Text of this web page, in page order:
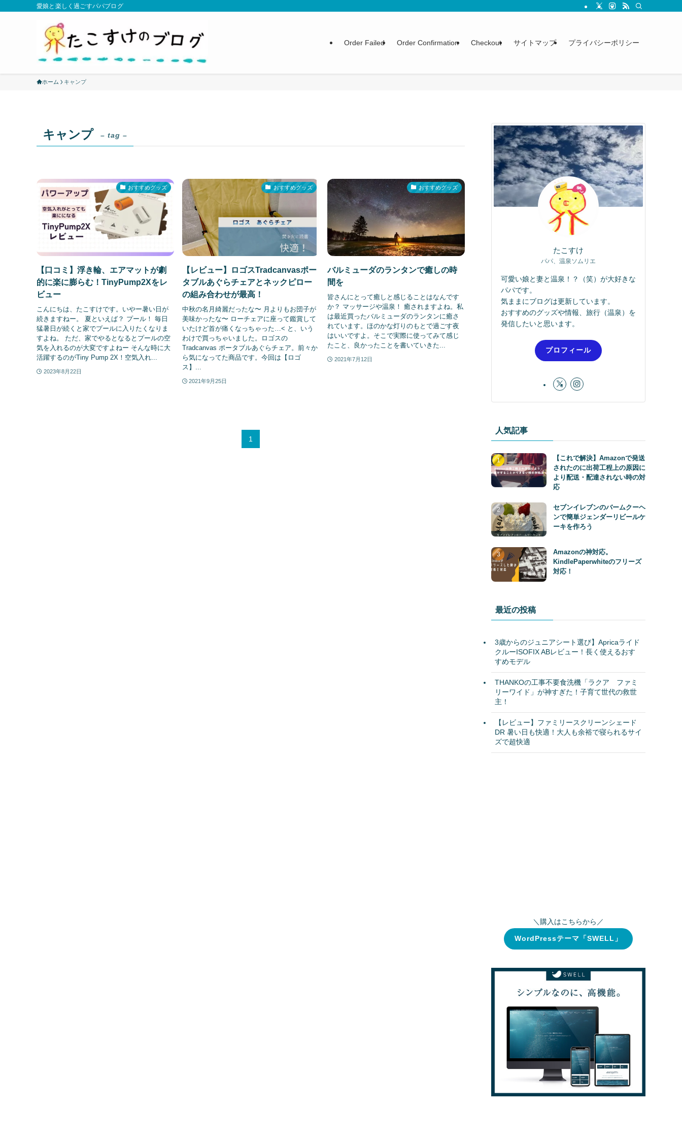
愛娘と楽しく過ごすパパブログ
Order Failed Order Confirmation Checkout サイトマップ プライバシーポリシー
ホーム キャンプ
キャンプ – tag –
おすすめグッズ
【口コミ】浮き輪、エアマットが劇
的に楽に膨らむ！TinyPump2Xをレ
ビュー
こんにちは、たこすけです。いやー暑い日が
続きますねー。 夏といえば？ プール！ 毎日
猛暑日が続くと家でプールに入りたくなりま
すよね。 ただ、家でやるとなるとプールの空
気を入れるのが大変ですよねー そんな時に大
活躍するのがTiny Pump 2X！空気入れ...
2023年8月22日
おすすめグッズ
【レビュー】ロゴスTradcanvasポー
タブルあぐらチェアとネックピロー
の組み合わせが最高！
中秋の名月綺麗だったな〜 月よりもお団子が
美味かったな〜 ローチェアに座って鑑賞して
いたけど首が痛くなっちゃった…< と、いう
わけで買っちゃいました。ロゴスの
Tradcanvas ポータブルあぐらチェア。前々か
ら気になってた商品です。今回は【ロゴ
ス】...
2021年9月25日
おすすめグッズ
バルミューダのランタンで癒しの時
間を
皆さんにとって癒しと感じることはなんです
か？ マッサージや温泉！ 癒されますよね。私
は最近買ったバルミューダのランタンに癒さ
れています。ほのかな灯りのもとで過ごす夜
はいいですよ。そこで実際に使ってみて感じ
たこと、良かったことを書いていきた...
2021年7月12日
1
たこすけ
パパ、温泉ソムリエ
可愛い娘と妻と温泉！？（笑）が大好きな
パパです。
気ままにブログは更新しています。
おすすめのグッズや情報、旅行（温泉）を
発信したいと思います。
プロフィール
人気記事
【これで解決】Amazonで発送
されたのに出荷工程上の原因に
より配送・配達されない時の対
応
セブンイレブンのバームクーヘ
ンで簡単ジェンダーリビールケ
ーキを作ろう
Amazonの神対応。
KindlePaperwhiteのフリーズ
対応！
最近の投稿
3歳からのジュニアシート選び】Apricaライド
クルーISOFIX ABレビュー！長く使えるおす
すめモデル
THANKOの工事不要食洗機「ラクア ファミ
リーワイド」が神すぎた！子育て世代の救世
主！
【レビュー】ファミリースクリーンシェード
DR 暑い日も快適！大人も余裕で寝られるサイ
ズで超快適
＼購入はこちらから／
WordPressテーマ「SWELL」